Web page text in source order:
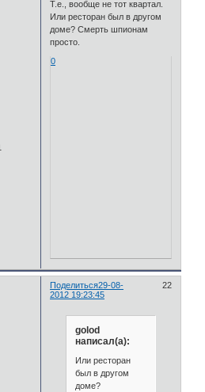
Т.е., вообще не тот квартал.
Или ресторан был в другом
доме? Смерть шпионам
просто.
0
Поделиться 22
29-08-
2012 19:23:45
golod
написал(а):
Или ресторан
был в другом
доме?